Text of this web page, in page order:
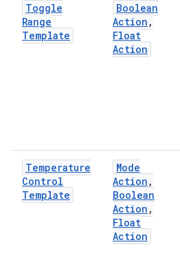
Toggle
Range
Template
Boolean
Action ,
Float
Action
Temperature
Control
Template
Mode
Action ,
Boolean
Action ,
Float
Action